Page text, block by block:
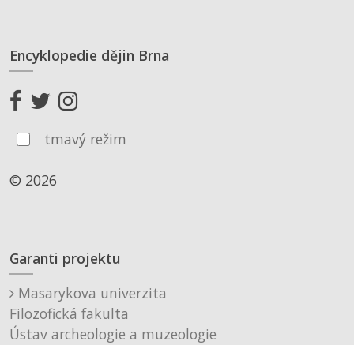
Encyklopedie dějin Brna
tmavý režim
© 2026
Garanti projektu
Masarykova univerzita
Filozofická fakulta
Ústav archeologie a muzeologie